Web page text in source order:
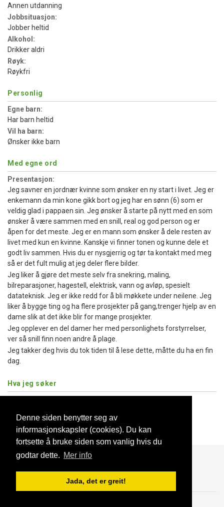
Denne siden benytter seg av
informasjonskapsler (cookies). Du kan
fortsette å bruke siden som vanlig hvis du
godtar dette. Mer info
Jada, det er greit!
Annen utdanning
Jobbsituasjon:
Jobber heltid
Alkohol:
Drikker aldri
Røyk:
Røykfri
Personlig
Egne barn:
Har barn heltid
Vil ha barn:
Ønsker ikke barn
Med egne ord
Presentasjon:
Jeg savner en jordnær kvinne som ønsker en ny start i livet. Jeg er
enkemann da min kone gikk bort og jeg har en sønn (6) som er
veldig glad i pappaen sin. Jeg ønsker å starte på nytt med en som
ønsker å være sammen med en snill, real og god person og er
åpen for det meste. Jeg er en mann som ønsker å dele resten av
livet med kun en kvinne. Kanskje vi finner tonen og kunne dele et
godt liv sammen. Hvis du er nysgjerrig og tør ta kontakt med meg
så er det fult mulig at jeg deler flere bilder.
Jeg liker å gjøre det meste selv fra snekring, maling,
bilreparasjoner, hagestell, elektrisk, vann og avløp, spesielt
datateknisk. Jeg er ikke redd for å bli møkkete under neilene. Jeg
liker å bygge ting og ha flere prosjekter på gang,trenger hjelp av en
dame slik at det ikke blir for mange prosjekter.
Jeg opplever en del damer her med personlighets forstyrrelser,
ver så snill finn noen andre å plage.
Jeg takker deg hvis du tok tiden til å lese dette, måtte du ha en fin
dag.
Hva jeg søker
Partners barn:
Åpen for å treffe noen med barn
Blogg Support Kontakt oss